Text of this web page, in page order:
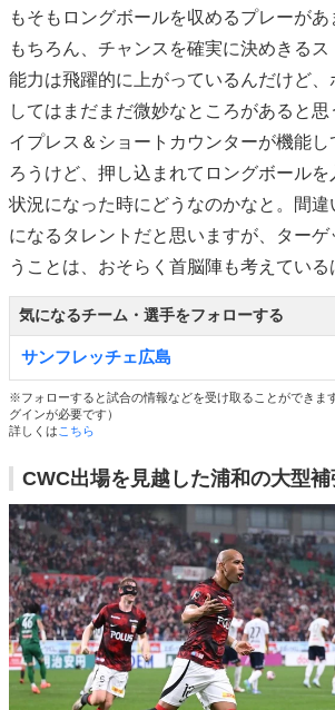
もそもロングボールを収めるプレーがあ
もちろん、チャンスを確実に決めきる
能力は飛躍的に上がっているんだけど、
してはまだまだ微妙なところがあると
イプレス＆ショートカウンターが機能
ろうけど、押し込まれてロングボール
状況になった時にどうなのかなと。間違
になるタレントだと思いますが、ター
うことは、おそらく首脳陣も考えている
気になるチーム・選手をフォローする
サンフレッチェ広島
※フォローすると試合の情報などを受け取ることができま
グインが必要です）
詳しくは こちら
CWC出場を見越した浦和の大型補